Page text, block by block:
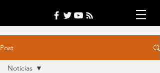
Post
Notícias